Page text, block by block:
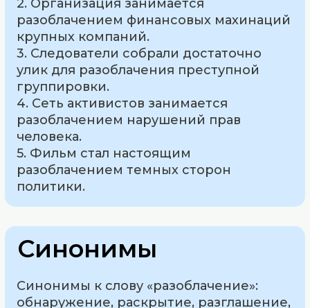
2. Организация занимается
разоблачением финансовых махинаций
крупных компаний.
3. Следователи собрали достаточно
улик для разоблачения преступной
группировки.
4. Сеть активистов занимается
разоблачением нарушений прав
человека.
5. Фильм стал настоящим
разоблачением темных сторон
политики.
Синонимы
Синонимы к слову «разоблачение»:
обнаружение, раскрытие, разглашение,